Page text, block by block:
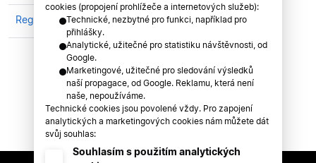
Registrován v divizi Středočeská divize
cookies (propojení prohlížeče a internetových služeb):
Technické, nezbytné pro funkci, například pro
přihlášky.
Analytické, užitečné pro statistiku návštěvnosti, od
Google.
Marketingové, užitečné pro sledování výsledků
naší propagace, od Google. Reklamu, která není
naše, nepoužíváme.
Technické cookies jsou povolené vždy. Pro zapojení
analytických a marketingových cookies nám můžete dát
svůj souhlas:
Souhlasím s použitím analytických